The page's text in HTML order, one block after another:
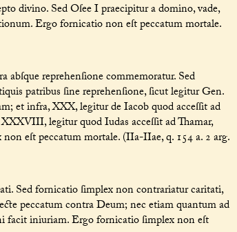
divino. Sed Oſee I praecipitur a domino, vade,
Ergo fornicatio non eſt peccatum mortale.
reprehenſione commemoratur. Sed
patribus ſine reprehenſione, ſicut legitur Gen.
et infra, XXX, legitur de Iacob quod acceſſit ad
legitur quod Iudas acceſſit ad Thamar,
eſt peccatum mortale. (IIa-IIae, q. 154 a. 2 arg.
Sed fornicatio ſimplex non contrariatur caritati,
peccatum contra Deum; nec etiam quantum ad
iniuriam. Ergo fornicatio ſimplex non eſt